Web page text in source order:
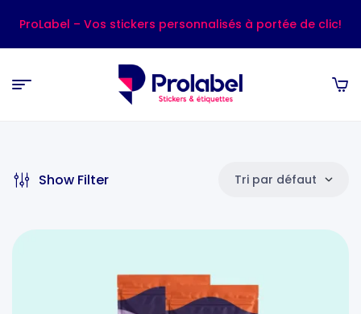
ProLabel – Vos stickers personnalisés à portée de clic!
Show Filter Tri par défaut